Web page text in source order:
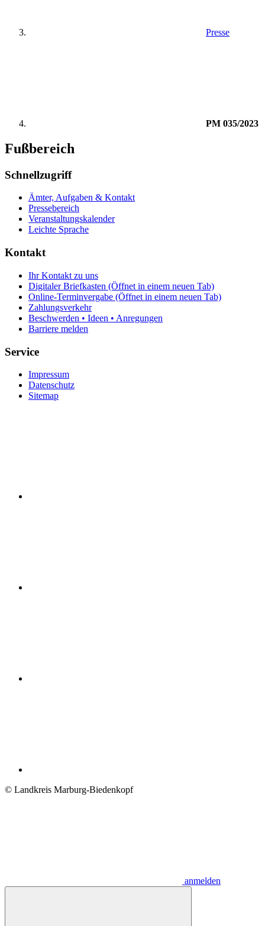
Presse
PM 035/2023
Fußbereich
Schnellzugriff
Ämter, Aufgaben & Kontakt
Pressebereich
Veranstaltungskalender
Leichte Sprache
Kontakt
Ihr Kontakt zu uns
Digitaler Briefkasten (Öffnet in einem neuen Tab)
Online-Terminvergabe (Öffnet in einem neuen Tab)
Zahlungsverkehr
Beschwerden • Ideen • Anregungen
Barriere melden
Service
Impressum
Datenschutz
Sitemap
© Landkreis Marburg-Biedenkopf
anmelden